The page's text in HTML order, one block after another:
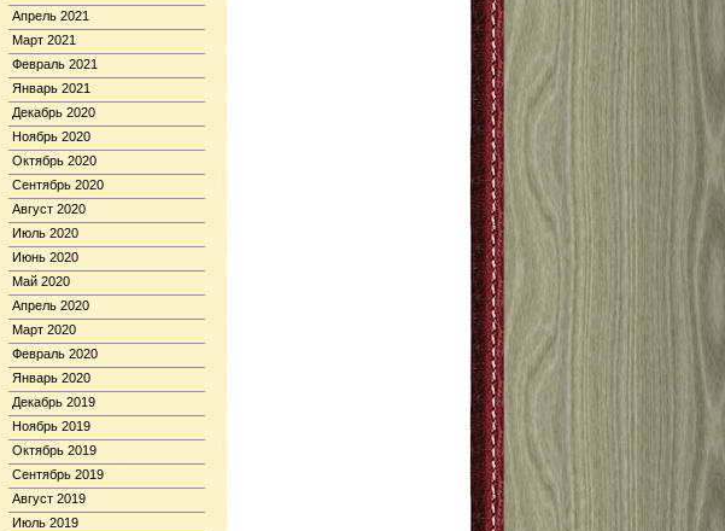
Апрель 2021
Март 2021
Февраль 2021
Январь 2021
Декабрь 2020
Ноябрь 2020
Октябрь 2020
Сентябрь 2020
Август 2020
Июль 2020
Июнь 2020
Май 2020
Апрель 2020
Март 2020
Февраль 2020
Январь 2020
Декабрь 2019
Ноябрь 2019
Октябрь 2019
Сентябрь 2019
Август 2019
Июль 2019